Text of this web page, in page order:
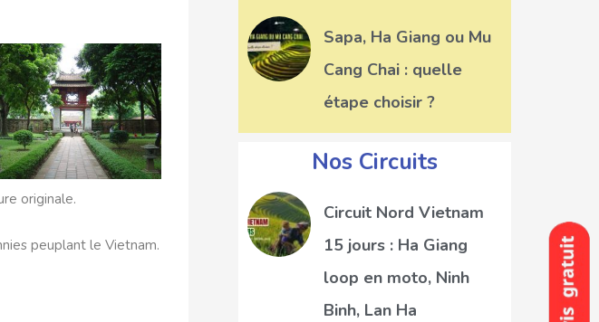
originale.
peuplant le Vietnam.
Sapa, Ha Giang ou Mu
Cang Chai : quelle
étape choisir ?
Nos Circuits
Circuit Nord Vietnam
15 jours : Ha Giang
loop en moto, Ninh
Binh, Lan Ha